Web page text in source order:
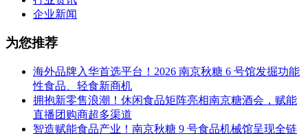
企业新闻
为您推荐
海外品牌入华首选平台！2026 南京秋糖 6 号馆发掘功能
性食品、轻食新商机
拥抱新零售浪潮！休闲食品矩阵亮相南京糖酒会，赋能
直播团购商超多渠道
智造赋能食品产业！南京秋糖 9 号食品机械馆呈现全链